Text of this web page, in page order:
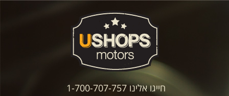
חייגו אלינו 1-700-707-757